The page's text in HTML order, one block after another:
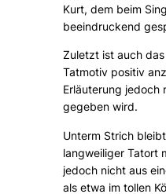
Kurt, dem beim
beeindruckend
Zuletzt ist auch
Tatmotiv positiv
Erläuterung jedoch
gegeben wird.
Unterm Strich
langweiliger Tatort
jedoch nicht aus
als etwa im tollen